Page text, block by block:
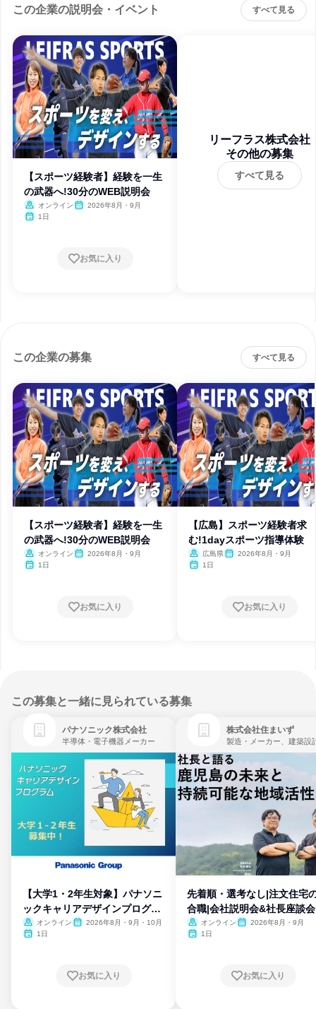
この企業の説明会・イベント すべて見る
【スポーツ経験者】経験を一生
の武器へ!30分のWEB説明会
オンライン
2026年8月・9月
1日
お気に入り
リーフラス株式会社
その他の募集
すべて見る
この企業の募集 すべて見る
【スポーツ経験者】経験を一生
の武器へ!30分のWEB説明会
オンライン
2026年8月・9月
1日
お気に入り
【広島】スポーツ経験者求
む!1dayスポーツ指導体験
広島県
2026年8月・9月
1日
お気に入り
この募集と一緒に見られている募集
パナソニック株式会社
半導体・電子機器メーカー
【大学1・2年生対象】パナソニ
ックキャリアデザインプログラ
ム
オンライン
2026年8月・9月・10月
1日
お気に入り
株式会社住まいず
製造・メーカー、建築設
先着順・選考なし|注文住宅
合職|会社説明会&社長座談会
オンライン
2026年8月・9月
1日
お気に入り